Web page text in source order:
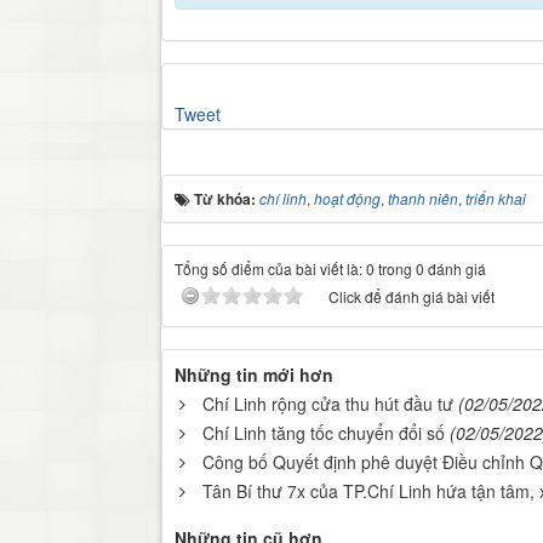
Tweet
Từ khóa: chí linh, hoạt động, thanh niên, triển khai
Tổng số điểm của bài viết là: 0 trong 0 đánh giá
Click để đánh giá bài viết
Những tin mới hơn
Chí Linh rộng cửa thu hút đầu tư (02/05/
Chí Linh tăng tốc chuyển đổi số (02/05/
Công bố Quyết định phê duyệt Điều chỉnh
Tân Bí thư 7x của TP.Chí Linh hứa tận